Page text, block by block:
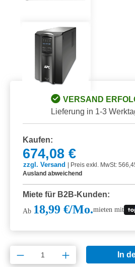
VERSAND
Lieferung in 1-3
Kaufen:
674,08 €
zzgl. Versand
Preis exkl. MwSt:
Ausland abweichend
Miete für B2B-Kunden:
Ab 18,99 €/Mo.mieten mit
Produkt Anzahl: Gib In